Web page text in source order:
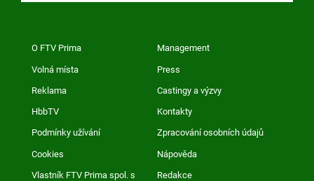
O FTV Prima Management
Volná místa Press
Reklama Castingy a výzvy
HbbTV Kontakty
Podmínky užívání Zpracování osobních údajů
Cookies Nápověda
Vlastník FTV Prima spol. s
Redakce